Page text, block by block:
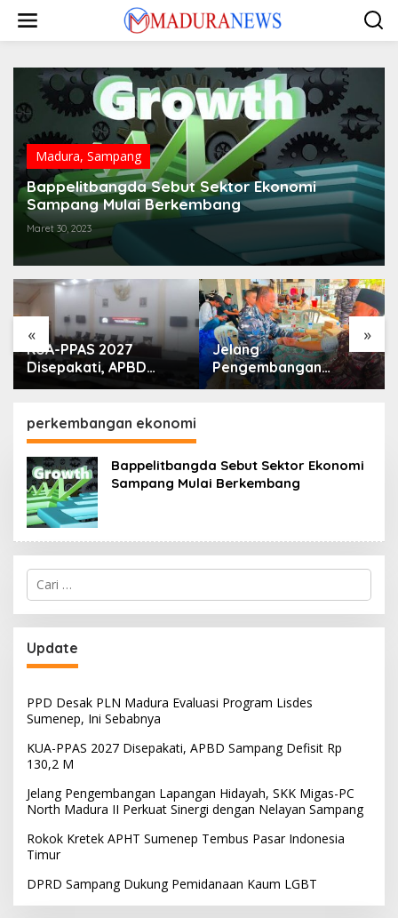
konten
Madura, Sampang
Bappelitbangda Sebut Sektor Ekonomi
Sampang Mulai Berkembang
Maret 30, 2023
« »
KUA-PPAS 2027
Disepakati, APBD
Sampang Defisit Rp
Jelang
Pengembangan
Lapangan Hidayah,
perkembangan ekonomi
Bappelitbangda Sebut Sektor Ekonomi
Sampang Mulai Berkembang
Cari
untuk:
Update
PPD Desak PLN Madura Evaluasi Program Lisdes
Sumenep, Ini Sebabnya
KUA-PPAS 2027 Disepakati, APBD Sampang Defisit Rp
130,2 M
Jelang Pengembangan Lapangan Hidayah, SKK Migas-PC
North Madura II Perkuat Sinergi dengan Nelayan Sampang
Rokok Kretek APHT Sumenep Tembus Pasar Indonesia
Timur
DPRD Sampang Dukung Pemidanaan Kaum LGBT